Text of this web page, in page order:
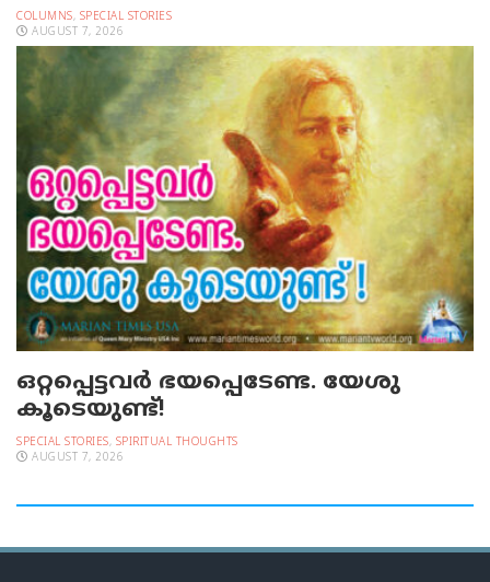
COLUMNS, SPECIAL STORIES
AUGUST 7, 2026
ഒറ്റപ്പെട്ടവര്‍ ഭയപ്പെടേണ്ട. യേശു
കൂടെയുണ്ട്!
SPECIAL STORIES, SPIRITUAL THOUGHTS
AUGUST 7, 2026